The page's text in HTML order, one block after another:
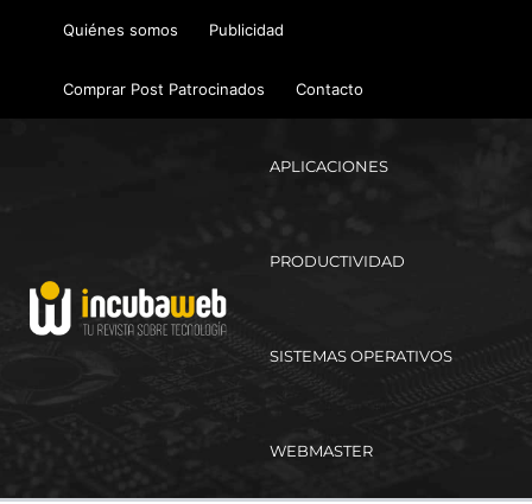
Quiénes somos Publicidad
Comprar Post Patrocinados Contacto
APLICACIONES
PRODUCTIVIDAD
SISTEMAS OPERATIVOS
WEBMASTER